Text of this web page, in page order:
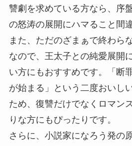
讐劇を求めている方なら、序
の怒涛の展開にハマること間
また、ただのざまぁで終わら
なので、王太子との純愛展開
い方にもおすすめです。「断
が始まる」という二度おいし
ため、復讐だけでなくロマン
りな方にもぴったりです。
さらに、小説家になろう発の